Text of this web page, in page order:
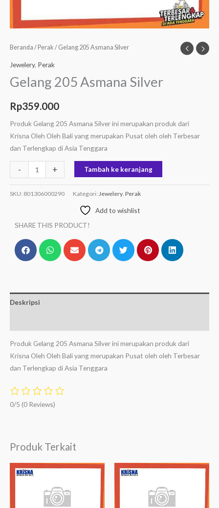
Beranda / Perak / Gelang 205 Asmana Silver
Jewelery, Perak
Gelang 205 Asmana Silver
Rp359.000
Produk Gelang 205 Asmana Silver ini merupakan produk dari
Krisna Oleh Oleh Bali yang merupakan Pusat oleh oleh Terbesar
dan Terlengkap di Asia Tenggara
- + Tambah ke keranjang
SKU: 801306000290 Kategori: Jewelery Perak
Add to wishlist
SHARE THIS PRODUCT!
Deskripsi
Produk Gelang 205 Asmana Silver ini merupakan produk dari
Krisna Oleh Oleh Bali yang merupakan Pusat oleh oleh Terbesar
dan Terlengkap di Asia Tenggara
0/5 (0 Reviews)
Produk Terkait